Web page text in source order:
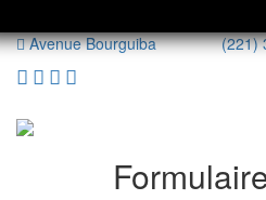
Avenue Bourguiba (221)